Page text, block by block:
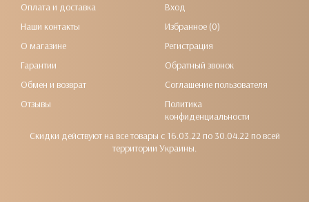
Оплата и доставка
Наши контакты
О магазине
Гарантии
Обмен и возврат
Отзывы
Вход
Избранное (0)
Регистрация
Обратный звонок
Соглашение пользователя
Политика
конфиденциальности
Скидки действуют на все товары с 16.03.22 по 30.04.22 по всей
территории Украины.